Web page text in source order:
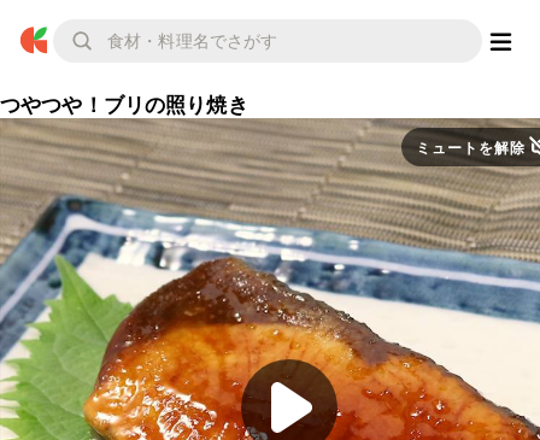
つやつや！ブリの照り焼き
ミュートを解除